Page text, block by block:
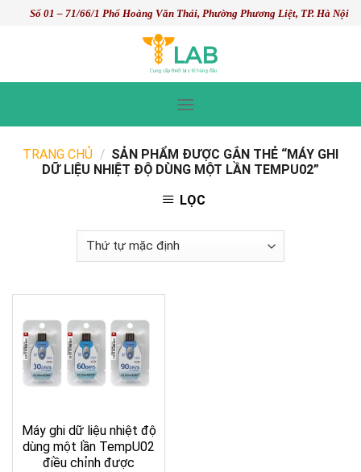
Số 01 – 71/66/1 Phố Hoàng Văn Thái, Phường Phương Liệt, TP. Hà Nội
TRANG CHỦ / SẢN PHẨM ĐƯỢC GẮN THẺ “MÁY GHI
DỮ LIỆU NHIỆT ĐỘ DÙNG MỘT LẦN TEMPU02”
LỌC
Máy ghi dữ liệu nhiệt độ
dùng một lần TempU02
điều chỉnh được